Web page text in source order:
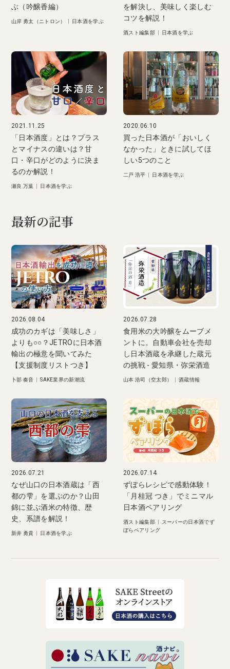
ぶ（吟醸香編）
山岸 勇太（ニトロン） 日本酒を学ぶ
を解決し、美味しく楽しむ
コツを解説！
酒スト編集部 日本酒を学ぶ
2021.11.25
「日本酒度」とは？プラス
とマイナスの違いは？甘
口・辛口がどのように決ま
るのか解説！
瀬良 万葉 日本酒を学ぶ
2020.06.10
買った日本酒が「おいしく
なかった」ときに試してほ
しい5つのこと
二戸 浩平 日本酒を学ぶ
最新の記事
2026.08.04
成功のカギは「美味しさ」
よりも○○？JETROに日本酒
輸出の極意を聞いてみた
【支援制度リストつき】
卜部 奏音 |SAKE業界の新潮流
2026.07.28
食用米の大吟醸をムーブメ
ントに。自動車会社を売却
し日本酒蔵を承継した蔵元
の挑戦 - 愛知県・弥栄酒造
山本 浩司（空太郎） 酒蔵情報
2026.07.21
なぜ山口の日本酒蔵は「西
都の雫」を選ぶのか？山田
錦に並ぶ酒米の特徴、歴
史、系譜を解説！
新井 勇貴 日本酒を学ぶ
2026.07.14
ずぼらレシピで感動体験！
「月桂冠 つき」でミニマル
日本酒ペアリング
酒スト編集部
スーパーの日本酒でず
ぼらペアリング